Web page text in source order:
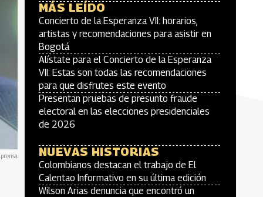
MÁS LEÍDO
Concierto de la Esperanza VII: horarios,
artistas y recomendaciones para asistir en
Bogotá
Alístate para el Concierto de la Esperanza
VII: Estas son todas las recomendaciones
para que disfrutes este evento
Presentan pruebas de presunto fraude
electoral en las elecciones presidenciales
de 2026
NUEVAS HISTORIAS
Colombianos destacan el trabajo de El
Calentao Informativo en su última edición
Wilson Arias denuncia que encontró un